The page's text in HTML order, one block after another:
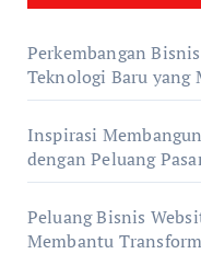
Perkembangan
Teknologi Baru
Inspirasi
dengan Peluang
Peluang Bisnis
Membantu